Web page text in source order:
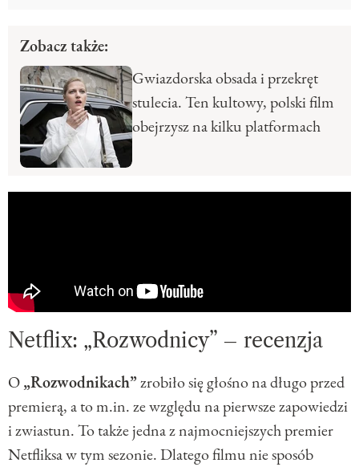
Zobacz także:
Gwiazdorska obsada i przekręt
stulecia. Ten kultowy, polski film
obejrzysz na kilku platformach
Netflix: „Rozwodnicy” – recenzja
O„Rozwodnikach”zrobiło się głośno na długo przed
premierą, a to m.in. ze względu na pierwsze zapowiedzi
i zwiastun. To także jedna z najmocniejszych premier
Netfliksa w tym sezonie. Dlatego filmu nie sposób